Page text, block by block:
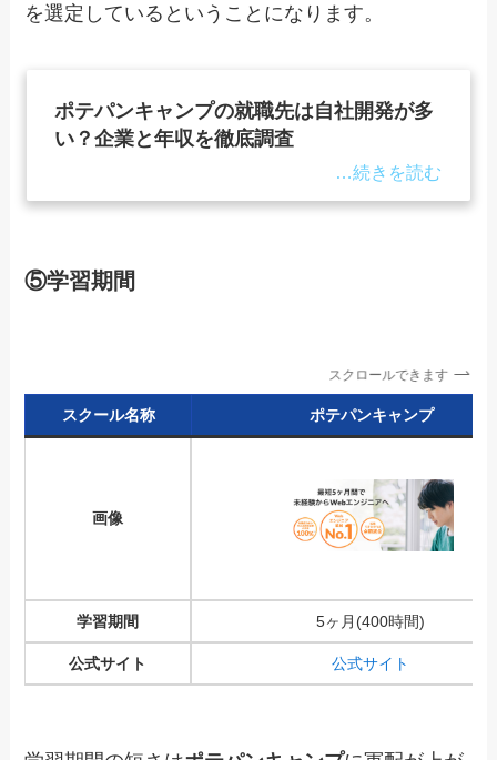
を選定しているということになります。
ポテパンキャンプの就職先は自社開発が多
い？企業と年収を徹底調査
⑤学習期間
スクロールできます
スクール名称 ポテパンキャンプ
画像
学習期間 5ヶ月(400時間)
公式サイト 公式サイト